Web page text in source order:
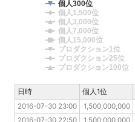
個人300位
個人1,500位
個人3,000位
個人7,000位
個人15,000位
プロダクション1位
プロダクション25位
プロダクション100位
2016-07-30 23:00 1,500,000,000
日時 個人1位
2016-07-30 23:00
日時